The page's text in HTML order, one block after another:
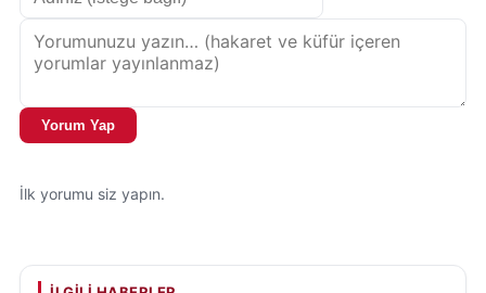
Yorum Yap
İlk yorumu siz yapın.